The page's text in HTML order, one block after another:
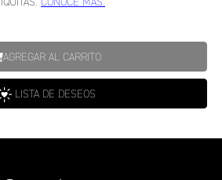
AGREGAR AL CARRITO
LISTA DE DESEOS